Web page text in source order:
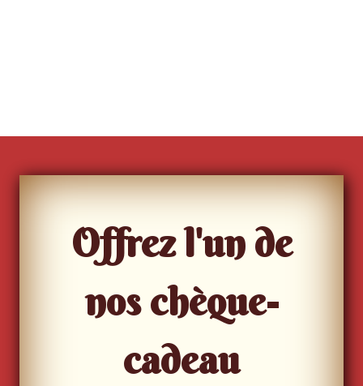
Offrez l'un de
nos chèque-
cadeau